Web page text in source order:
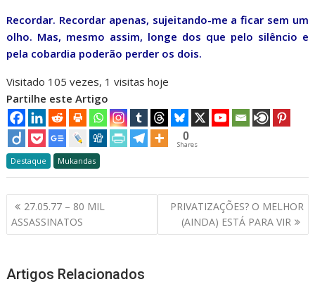
Recordar. Recordar apenas, sujeitando-me a ficar sem um
olho. Mas, mesmo assim, longe dos que pelo silêncio e
pela cobardia poderão perder os dois.
Visitado 105 vezes, 1 visitas hoje
Partilhe este Artigo
0
Shares
Destaque Mukandas
Navegação
de
artigos
27.05.77 – 80 MIL
ASSASSINATOS
PRIVATIZAÇÕES? O MELHOR
(AINDA) ESTÁ PARA VIR
Artigos Relacionados